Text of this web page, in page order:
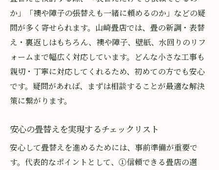
か」「襖や障子の張替えも一緒に頼めるのか」などの疑
問が多く寄せられます。山崎畳店では、畳の新調・表替
え・裏返しはもちろん、襖や障子、壁紙、水回りのリフ
ォームまで幅広く対応しています。どんな小さな工事も
親切・丁寧に対応してくれるため、初めての方でも安心
です。疑問があれば、まずは相談することが最適な解決
策に繋がります。
安心の畳替えを実現するチェックリスト
安心して畳替えを進めるためには、事前準備が重要で
す。代表的なポイントとして、①信頼できる畳店の選